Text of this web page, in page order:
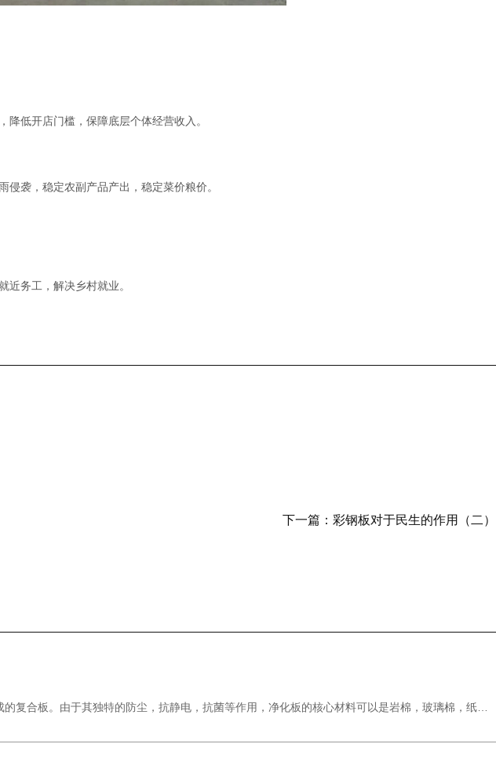
低开店门槛，保障底层个体经营收入。
袭，稳定农副产品产出，稳定菜价粮价。
近务工，解决乡村就业。
下一篇： 彩钢板对于民生的作用（二）
合板。由于其独特的防尘，抗静电，抗菌等作用，净化板的核心材料可以是岩棉，玻璃棉，纸蜂